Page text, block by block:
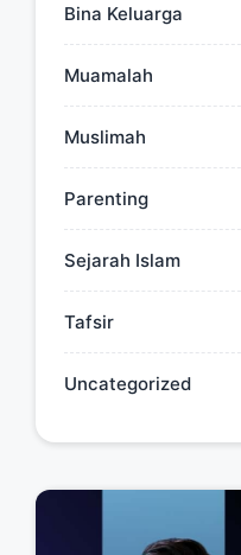
Bina Keluarga
Muamalah
Muslimah
Parenting
Sejarah Islam
Tafsir
Uncategorized